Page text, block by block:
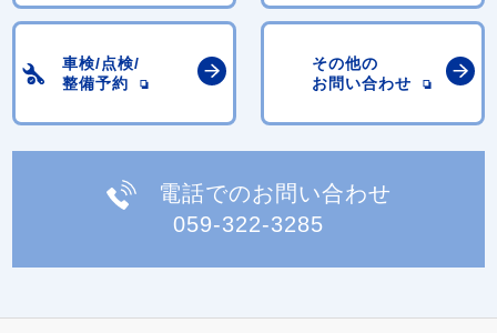
車検/点検/
整備予約
その他の
お問い合わせ
電話でのお問い合わせ
059-322-3285